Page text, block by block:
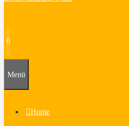
0
Menü
Home